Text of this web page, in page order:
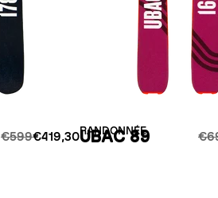
€599€419,30RANDONNÉE
UBAC 89